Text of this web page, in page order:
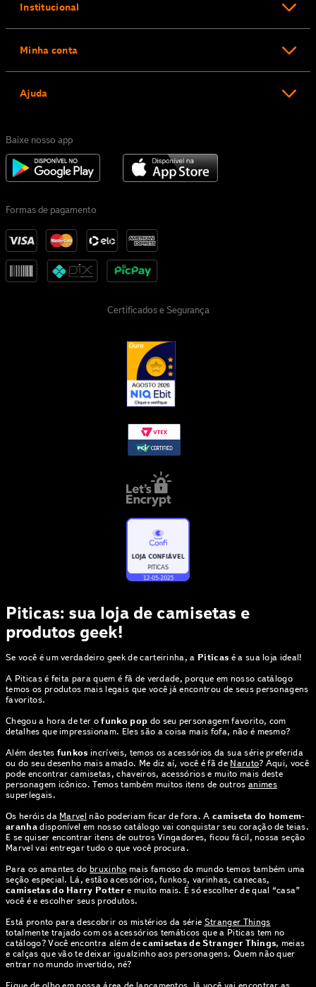
Institucional
Minha conta
Ajuda
Baixe nosso app
Formas de pagamento
Certificados e Segurança
Piticas: sua loja de camisetas e
produtos geek!
Se você é um verdadeiro geek de carteirinha, a Piticas é a sua loja ideal!
A Piticas é feita para quem é fã de verdade, porque em nosso catálogo
temos os produtos mais legais que você já encontrou de seus personagens
favoritos.
Chegou a hora de ter ofunko pop do seu personagem favorito, com
detalhes que impressionam. Eles são a coisa mais fofa, não é mesmo?
Além destes funkos incríveis, temos os acessórios da sua série preferida
ou do seu desenho mais amado. Me diz aí, você é fã de Naruto? Aqui, você
pode encontrar camisetas, chaveiros, acessórios e muito mais deste
personagem icônico. Temos também muitos itens de outros animes
superlegais.
Os heróis da Marvel não poderiam ficar de fora. Acamiseta do homem-
aranhadisponível em nosso catálogo vai conquistar seu coração de teias.
E se quiser encontrar itens de outros Vingadores, ficou fácil, nossa seção
Marvel vai entregar tudo o que você procura.
Para os amantes dobruxinho mais famoso do mundo temos também uma
seção especial. Lá, estão acessórios, funkos, varinhas, canecas,
camisetas do Harry Potter e muito mais. É só escolher de qual “casa”
você é e escolher seus produtos.
Está pronto para descobrir os mistérios da série Stranger Things
totalmente trajado com os acessórios temáticos que a Piticas tem no
catálogo? Você encontra além decamisetas de Stranger Things, meias
e calças que vão te deixar igualzinho aos personagens. Quem não quer
entrar no mundo invertido, né?